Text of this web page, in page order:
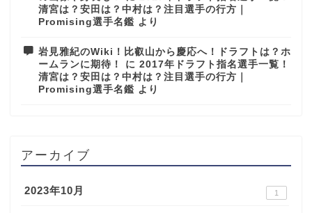
清宮は？安田は？中村は？注目選手の行方｜
Promising選手名鑑 より
岩見雅紀のWiki！比叡山から慶応へ！ドラフトは？ホ
ームランに期待！
に 2017年ドラフト指名選手一覧！
清宮は？安田は？中村は？注目選手の行方｜
Promising選手名鑑 より
アーカイブ
2023年10月 1